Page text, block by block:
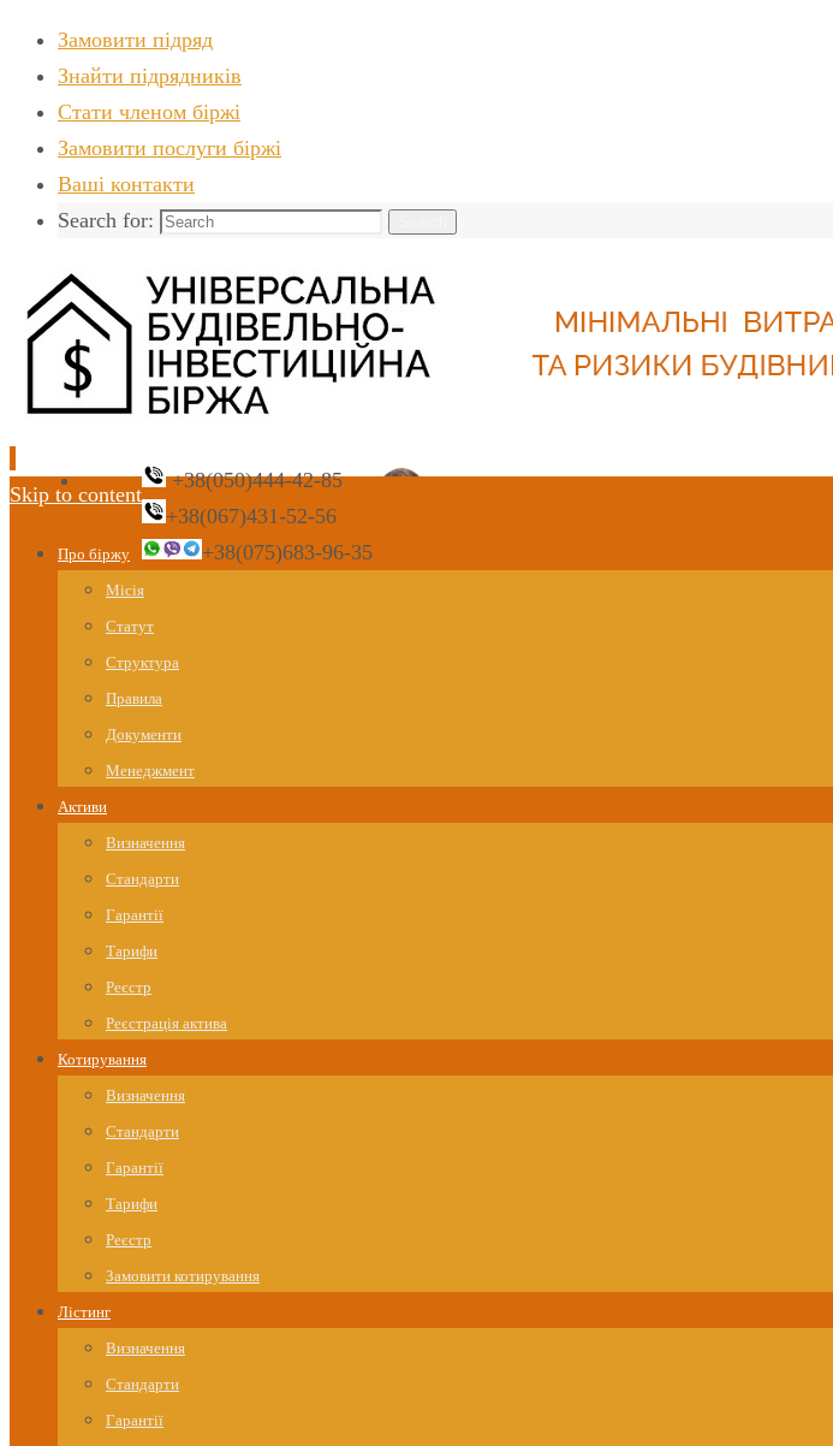
Замовити підряд
Знайти пiдрядникiв
Стати членом біржі
Замовити послуги біржі
Ваші контакти
Search for:
+38(050)444-42-85
+38(067)431-52-56
+38(075)683-96-35
Skip to content
Про біржу
Місія
Статут
Структура
Правила
Документи
Менеджмент
Активи
Визначення
Стандарти
Гарантії
Тарифи
Реєстр
Реєстрація актива
Котирування
Визначення
Стандарти
Гарантії
Тарифи
Реєстр
Замовити котирування
Лістинг
Визначення
Стандарти
Гарантії